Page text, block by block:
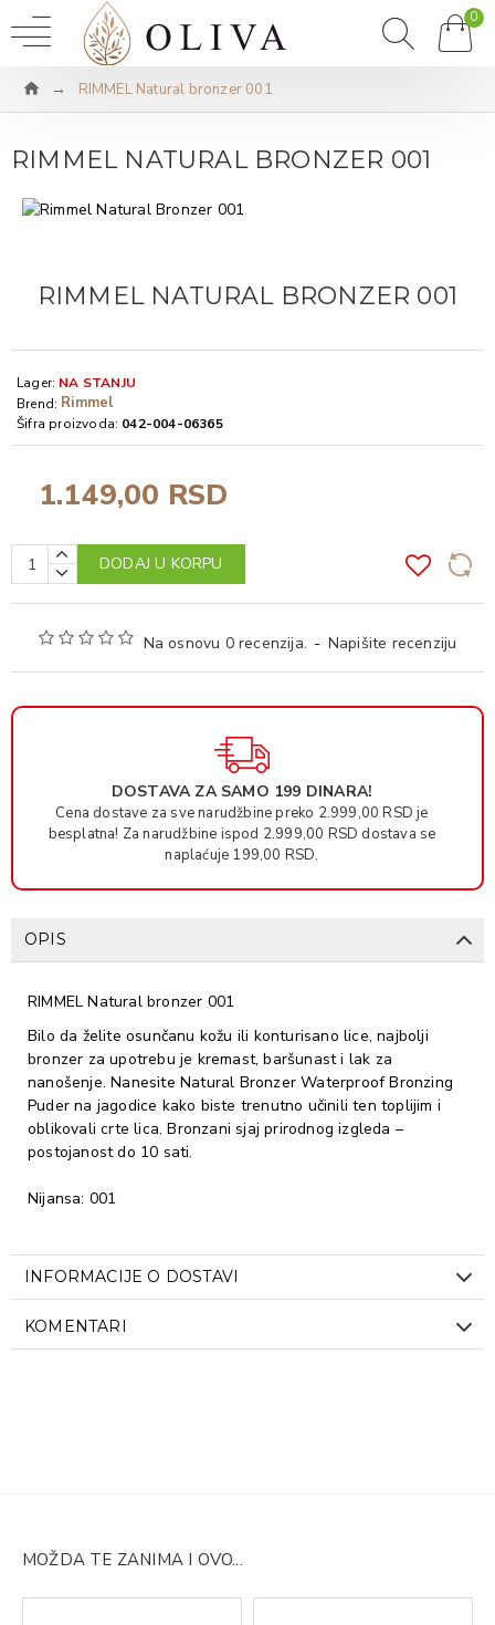
0
RIMMEL Natural bronzer 001
RIMMEL NATURAL BRONZER 001
RIMMEL NATURAL BRONZER 001
Na osnovu 0 recenzija. - Napišite recenziju
1.149,00 RSD
Lager: NA STANJU
Brend: Rimmel
Šifra proizvoda: 042-004-06365
DODAJ U KORPU
DOSTAVA ZA SAMO 199 DINARA!
Cena dostave za sve narudžbine preko 2.999,00 RSD je
besplatna! Za narudžbine ispod 2.999,00 RSD dostava se
naplaćuje 199,00 RSD.
OPIS
RIMMEL Natural bronzer 001
Bilo da želite osunčanu kožu ili konturisano lice, najbolji
bronzer za upotrebu je kremast, baršunast i lak za
nanošenje. Nanesite Natural Bronzer Waterproof Bronzing
Puder na jagodice kako biste trenutno učinili ten toplijim i
oblikovali crte lica. Bronzani sjaj prirodnog izgleda –
postojanost do 10 sati.
Nijansa: 001
INFORMACIJE O DOSTAVI
KOMENTARI
MOŽDA TE ZANIMA I OVO...